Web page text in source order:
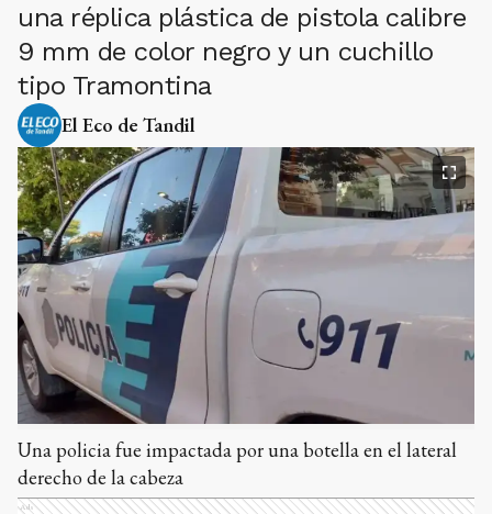
una réplica plástica de pistola calibre
9 mm de color negro y un cuchillo
tipo Tramontina
El Eco de Tandil
Una policia fue impactada por una botella en el lateral
derecho de la cabeza
Ads